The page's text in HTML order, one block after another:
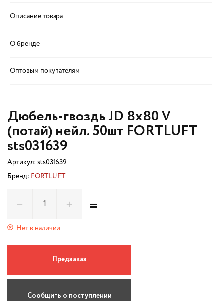
Описание товара
О бренде
Оптовым покупателям
Дюбель-гвоздь JD 8х80 V
(потай) нейл. 50шт FORTLUFT
sts031639
Артикул: sts031639
Бренд: FORTLUFT
Нет в наличии
=
Предзаказ
Сообщить о поступлении